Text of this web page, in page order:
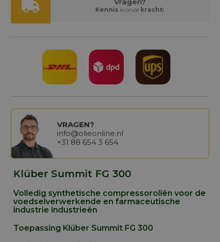
Kennis is onze kracht!
VRAGEN?
info@olieonline.nl
+31 88 654 3 654
Klüber Summit FG 300
Volledig synthetische compressoroliën voor de
voedselverwerkende en farmaceutische
industrie industrieën
Toepassing Klüber Summit FG 300